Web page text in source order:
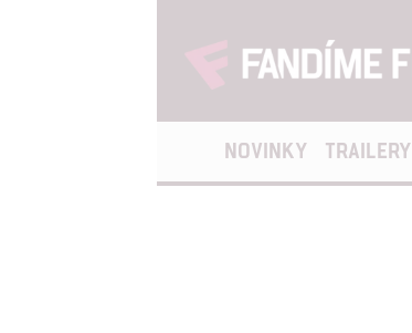
NOVINKY TRAILERY